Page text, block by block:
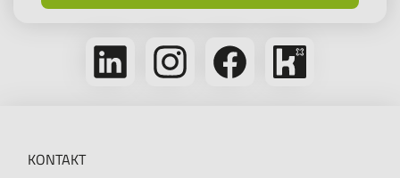
Folge
uns
Folge
uns
Folge
uns
Bikeleasing
auf
KONTAKT